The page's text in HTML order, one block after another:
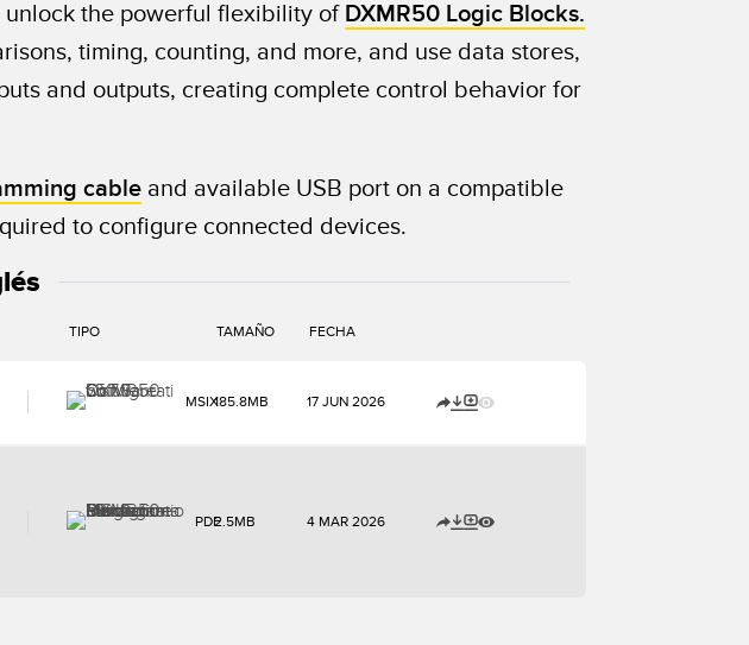
unlock the powerful flexibility of DXMR50 Logic Blocks.
timing, counting, and more, and use data stores,
and outputs, creating complete control behavior for
cableand available USB port on a compatible
to configure connected devices.
TIPO TAMAÑO FECHA
MSIX185.8MB 17 JUN 2026
PDF2.5MB 4 MAR 2026